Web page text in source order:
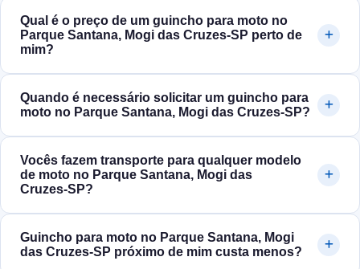
Qual é o preço de um guincho para moto no
Parque Santana, Mogi das Cruzes‑SP perto de
mim?
Quando é necessário solicitar um guincho para
moto no Parque Santana, Mogi das Cruzes‑SP?
Vocês fazem transporte para qualquer modelo
de moto no Parque Santana, Mogi das
Cruzes‑SP?
Guincho para moto no Parque Santana, Mogi
das Cruzes‑SP próximo de mim custa menos?